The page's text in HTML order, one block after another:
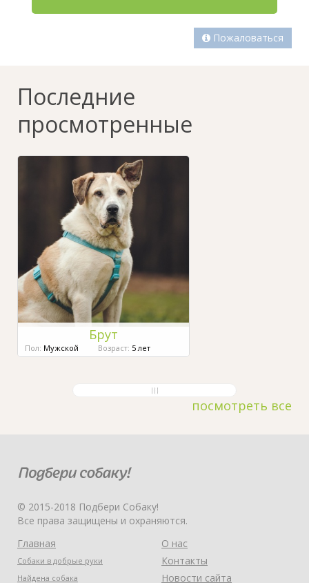
Пожаловаться
Последние
просмотренные
Брут
Пол: Мужской Возраст: 5 лет
посмотреть все
© 2015-2018 Подбери Собаку!
Все права защищены и охраняются.
Главная
Собаки в добрые руки
Найдена собака
О нас
Контакты
Новости сайта